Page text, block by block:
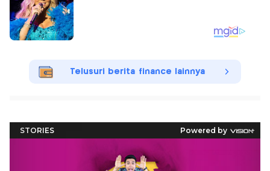
Telusuri berita finance lainnya